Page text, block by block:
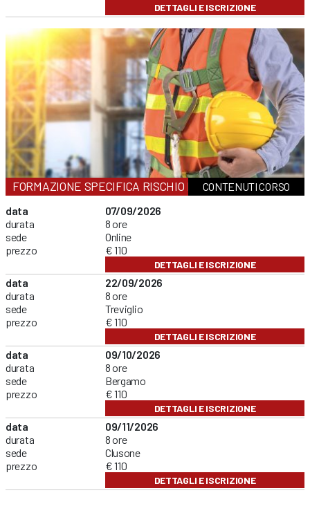
DETTAGLI E ISCRIZIONE
FORMAZIONE SPECIFICA RISCHIO MEDIOCONTENUTI CORSO
data
durata
sede
prezzo
07/09/2026
8 ore
Online
€ 110
DETTAGLI E ISCRIZIONE
data
durata
sede
prezzo
22/09/2026
8 ore
Treviglio
€ 110
DETTAGLI E ISCRIZIONE
data
durata
sede
prezzo
09/10/2026
8 ore
Bergamo
€ 110
DETTAGLI E ISCRIZIONE
data
durata
sede
prezzo
09/11/2026
8 ore
Clusone
€ 110
DETTAGLI E ISCRIZIONE